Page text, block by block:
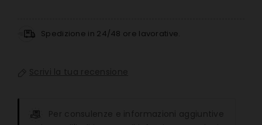
Spedizione in 24/48 ore lavorative.